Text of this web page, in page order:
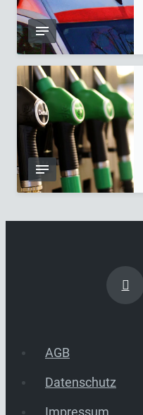
AGB
Datenschutz
Impressum